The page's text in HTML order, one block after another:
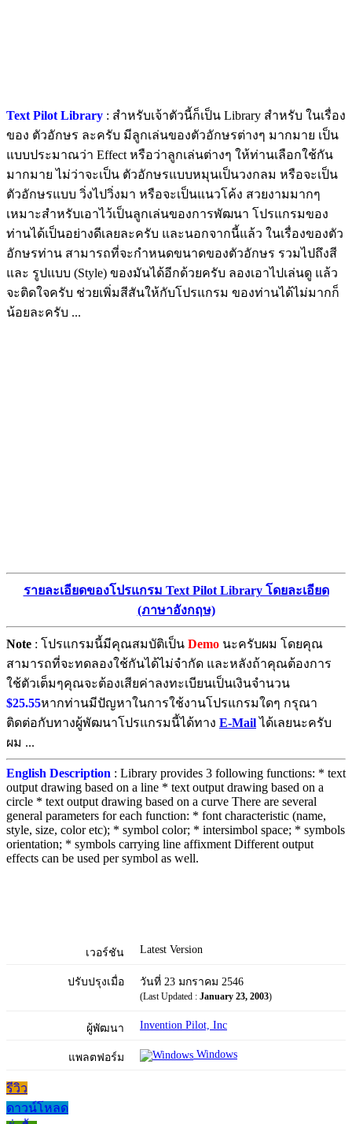
Text Pilot Library : สำหรับเจ้าตัวนี้ก็เป็น Library สำหรับ ในเรื่อง
ของ ตัวอักษร ละครับ มีลูกเล่นของตัวอักษรต่างๆ มากมาย เป็น
แบบประมาณว่า Effect หรือว่าลูกเล่นต่างๆ ให้ท่านเลือกใช้กัน
มากมาย ไม่ว่าจะเป็น ตัวอักษรแบบหมุนเป็นวงกลม หรือจะเป็น
ตัวอักษรแบบ วิ่งไปวิ่งมา หรือจะเป็นแนวโค้ง สวยงามมากๆ
เหมาะสำหรับเอาไว้เป็นลูกเล่นของการพัฒนา โปรแกรมของ
ท่านได้เป็นอย่างดีเลยละครับ และนอกจากนี้แล้ว ในเรื่องของตัว
อักษรท่าน สามารถที่จะกำหนดขนาดของตัวอักษร รวมไปถึงสี
และ รูปแบบ (Style) ของมันได้อีกด้วยครับ ลองเอาไปเล่นดู แล้ว
จะติดใจครับ ช่วยเพิ่มสีสันให้กับโปรแกรม ของท่านได้ไม่มากก็
น้อยละครับ ...
รายละเอียดของโปรแกรม Text Pilot Library โดยละเอียด
(ภาษาอังกฤษ)
Note : โปรแกรมนี้มีคุณสมบัติเป็น Demo นะครับผม โดยคุณ
สามารถที่จะทดลองใช้กันได้ไม่จํากัด และหลังถ้าคุณต้องการ
ใช้ตัวเต็มๆคุณจะต้องเสียค่าลงทะเบียนเป็นเงินจำนวน
$25.55หากท่านมีปัญหาในการใช้งานโปรแกรมใดๆ กรุณา
ติดต่อกับทางผู้พัฒนาโปรแกรมนี้ได้ทาง E-Mail ได้เลยนะครับ
ผม ...
English Description : Library provides 3 following functions: * text
output drawing based on a line * text output drawing based on a
circle * text output drawing based on a curve There are several
general parameters for each function: * font characteristic (name,
style, size, color etc); * symbol color; * intersimbol space; * symbols
orientation; * symbols carrying line affixment Different output
effects can be used per symbol as well.
เวอร์ชัน Latest Version
ปรับปรุงเมื่อ วันที่ 23 มกราคม 2546
(Last Updated : January 23, 2003)
ผู้พัฒนา Invention Pilot, Inc
แพลตฟอร์ม Windows
รีวิว
ดาวน์โหลด